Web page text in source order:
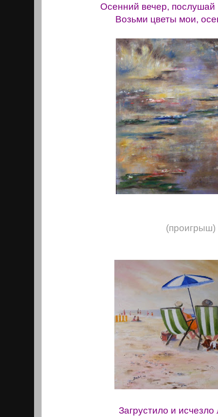
Осенний вечер,
Возьми цветы мои,
(проигрыш)
Загрустило и исчезло